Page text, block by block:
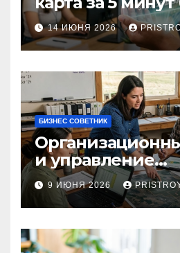
верификации и
банков с
долларовом
14 ИЮНЯ 2026
БИЗНЕС СОВЕТНИК
и управление
компаниями и
предприятиями
9 ИЮНЯ 2026